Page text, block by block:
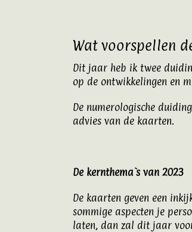
Wat voorspellen
Dit jaar heb ik twee
op de ontwikkelingen en
De numerologische
advies van de kaarten.
De kernthema`s van 2023
De kaarten geven een
sommige aspecten je
laten, dan zal dit jaar